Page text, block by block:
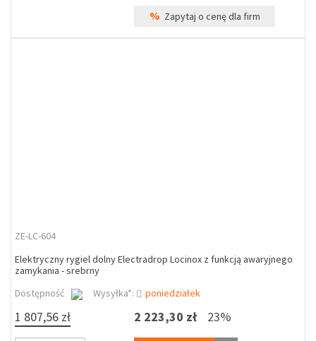
% Zapytaj o cenę dla firm
ZE-LC-604
Elektryczny rygiel dolny Electradrop Locinox z funkcją awaryjnego
zamykania - srebrny
Dostępność
Wysyłka*: poniedziałek
1 807,56 zł 2 223,30 zł 23%